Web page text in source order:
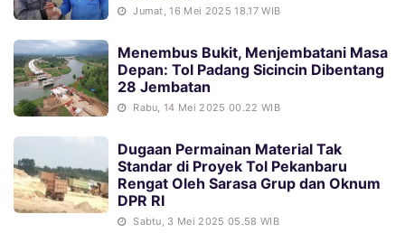
Jumat, 16 Mei 2025 18.17 WIB
Menembus Bukit, Menjembatani Masa
Depan: Tol Padang Sicincin Dibentang
28 Jembatan
Rabu, 14 Mei 2025 00.22 WIB
Dugaan Permainan Material Tak
Standar di Proyek Tol Pekanbaru
Rengat Oleh Sarasa Grup dan Oknum
DPR RI
Sabtu, 3 Mei 2025 05.58 WIB